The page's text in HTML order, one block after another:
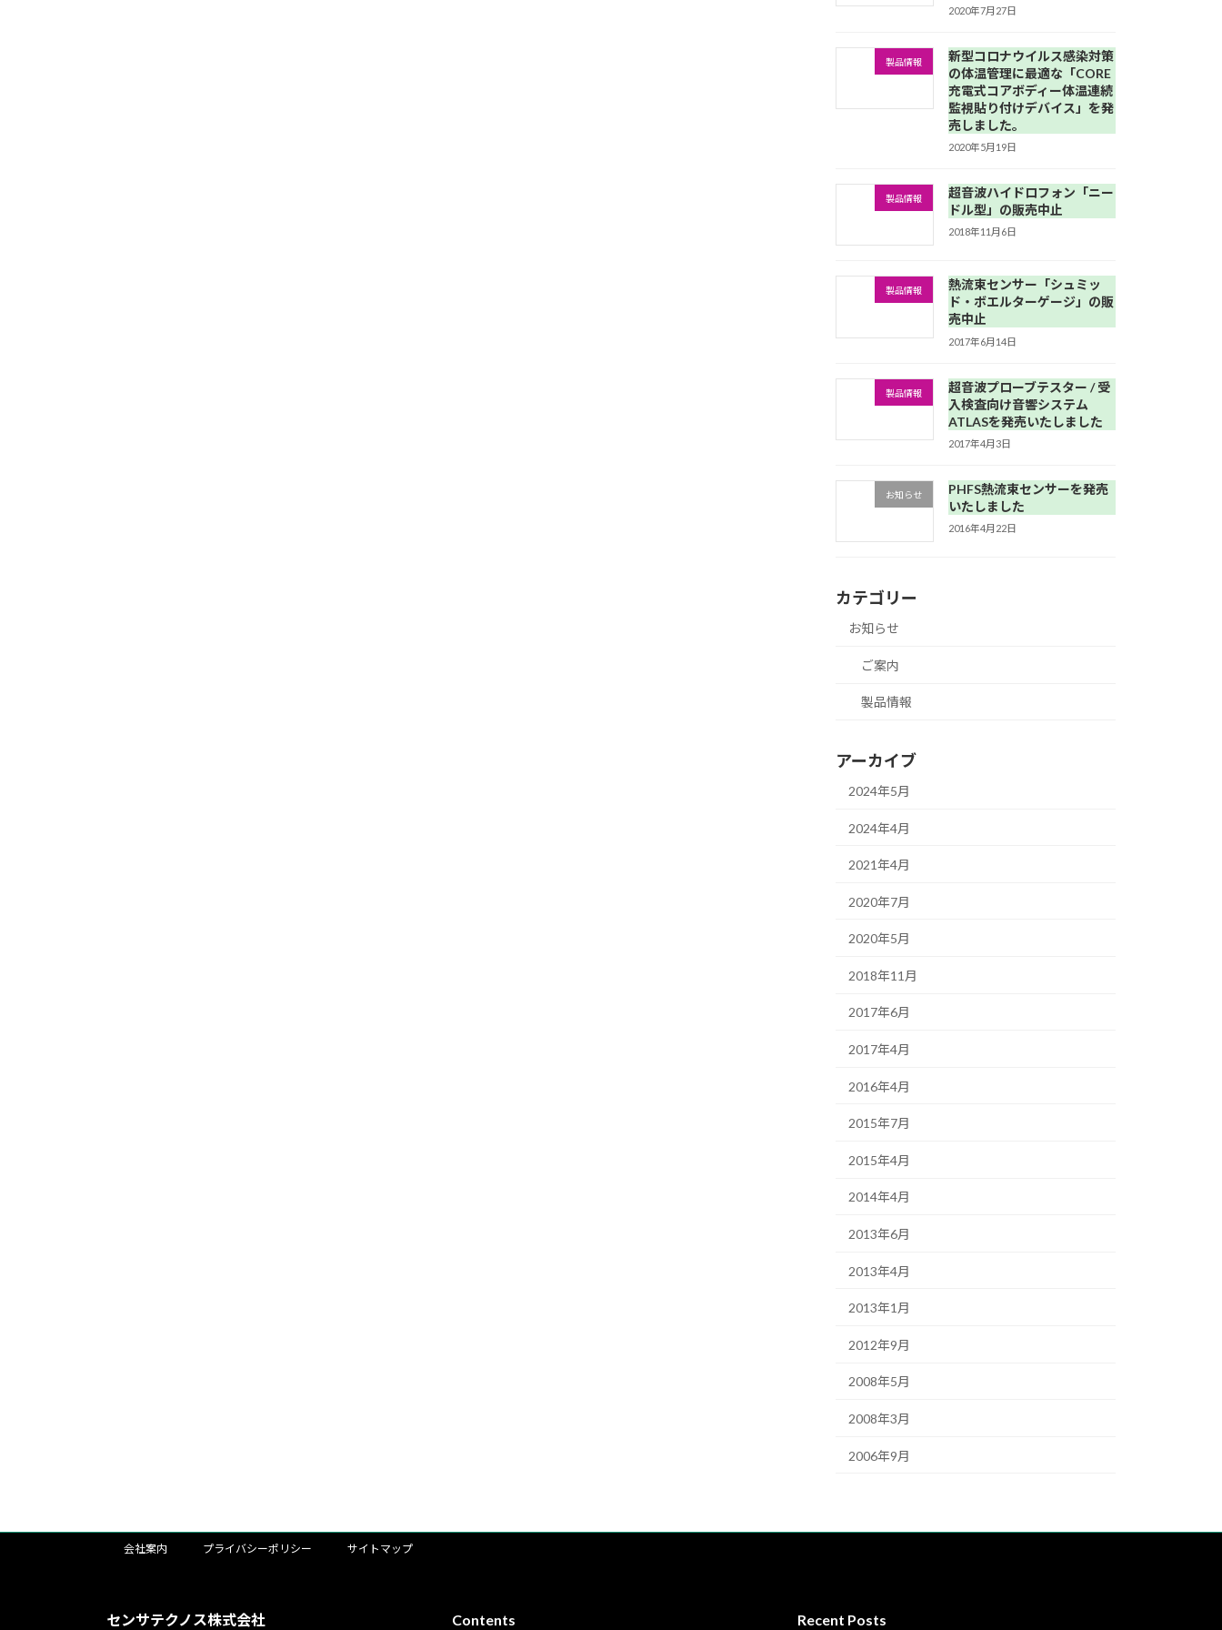
2020年7月27日
製品情報
新型コロナウイルス感染対策
の体温管理に最適な「CORE
充電式コアボディー体温連続
監視貼り付けデバイス」を発
売しました。
2020年5月19日
製品情報
超音波ハイドロフォン「ニー
ドル型」の販売中止
2018年11月6日
製品情報
熱流束センサー「シュミッ
ド・ボエルターゲージ」の販
売中止
2017年6月14日
製品情報
超音波プローブテスター / 受
入検査向け音響システム
ATLASを発売いたしました
2017年4月3日
お知らせ
PHFS熱流束センサーを発売
いたしました
2016年4月22日
カテゴリー
お知らせ
ご案内
製品情報
アーカイブ
2024年5月
2024年4月
2021年4月
2020年7月
2020年5月
2018年11月
2017年6月
2017年4月
2016年4月
2015年7月
2015年4月
2014年4月
2013年6月
2013年4月
2013年1月
2012年9月
2008年5月
2008年3月
2006年9月
会社案内 プライバシーポリシー サイトマップ
センサテクノス株式会社 Contents Recent Posts